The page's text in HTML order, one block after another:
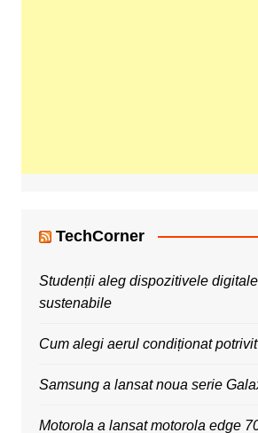
TechCorner
Studenții aleg dispozitivele
sustenabile
Cum alegi aerul condiționat
Samsung a lansat noua serie
Motorola a lansat motorola edge